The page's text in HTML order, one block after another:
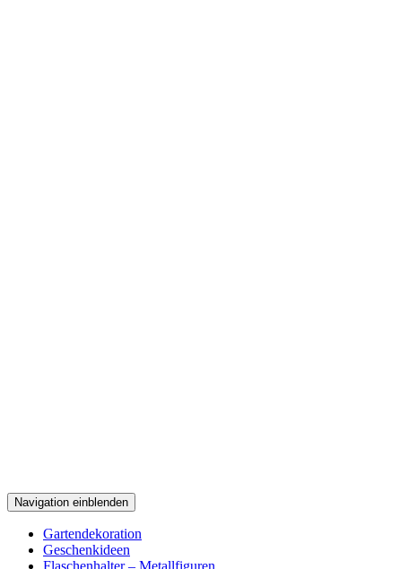
Navigation einblenden
Gartendekoration
Geschenkideen
Flaschenhalter – Metallfiguren